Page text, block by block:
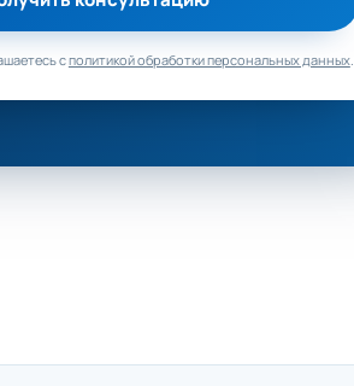
сполитикой обработки персональных данных.